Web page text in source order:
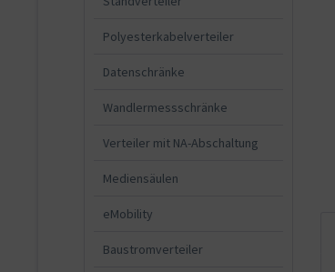
Polyesterkabelverteiler
Datenschränke
Wandlermessschränke
Verteiler mit NA-Abschaltung
Mediensäulen
eMobility
Baustromverteiler